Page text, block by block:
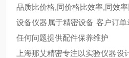
品质比价格,同价格比效率,同效率
设备仪器属于精密设备 客户订
任何问题提供配件保养维护
上海那艾精密专注以实验仪器